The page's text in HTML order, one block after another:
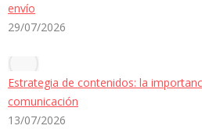
envío
29/07/2026
Estrategia de contenidos: la
comunicación
13/07/2026